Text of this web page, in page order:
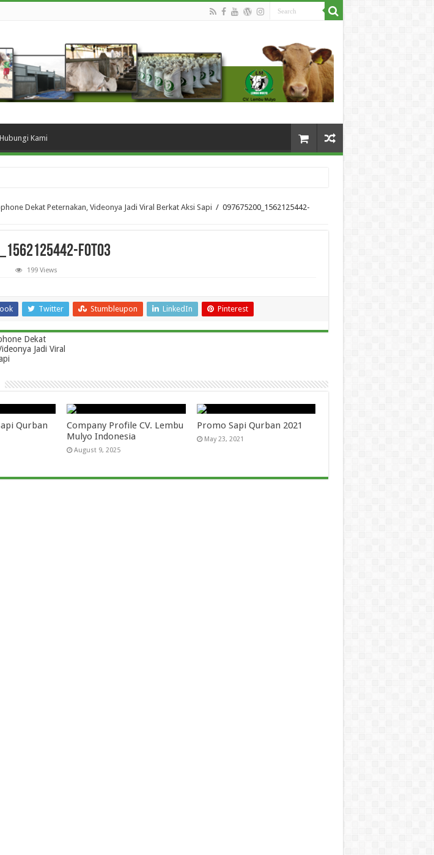
Hubungi Kami
Dekat Peternakan, Videonya Jadi Viral Berkat Aksi Sapi / 097675200_1562125442-
FOTO3
199 Views
Twitter Stumbleupon LinkedIn Pinterest
Dekat
Jadi Viral
Qurban
Company Profile CV. Lembu
Mulyo Indonesia
August 9, 2025
Promo Sapi Qurban 2021
May 23, 2021